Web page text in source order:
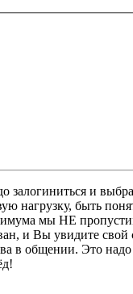
и
нагрузку, быть
мы НЕ
и Вы увидите
в общении. Это